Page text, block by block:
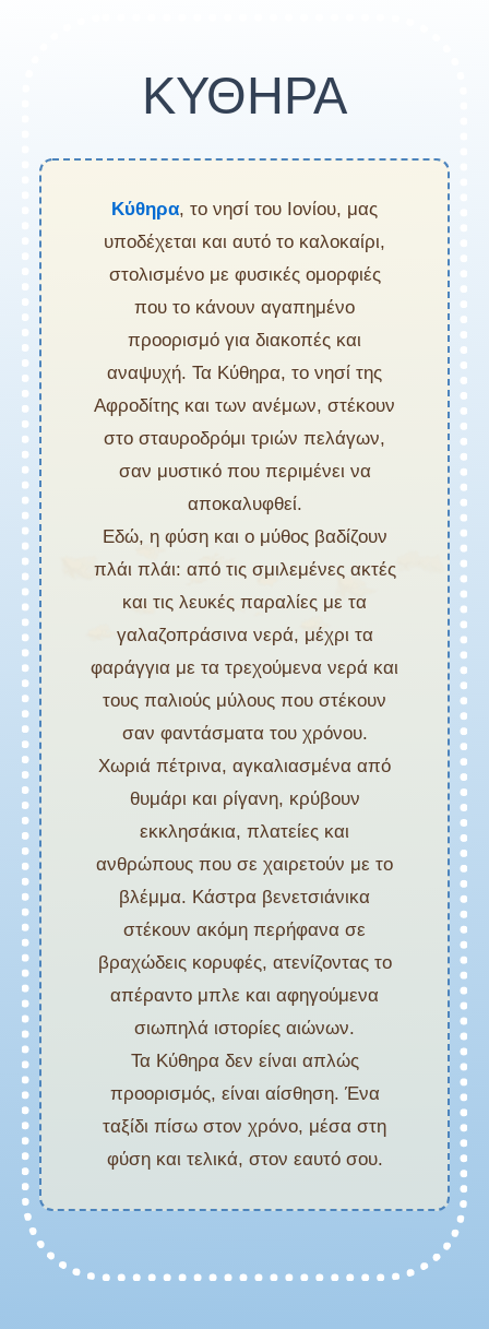
ΚΥΘΗΡΑ
Κύθηρα, το νησί του Ιονίου, μας
υποδέχεται και αυτό το καλοκαίρι,
στολισμένο με φυσικές ομορφιές
που το κάνουν αγαπημένο
προορισμό για διακοπές και
αναψυχή. Τα Κύθηρα, το νησί της
Αφροδίτης και των ανέμων, στέκουν
στο σταυροδρόμι τριών πελάγων,
σαν μυστικό που περιμένει να
αποκαλυφθεί.
Εδώ, η φύση και ο μύθος βαδίζουν
πλάι πλάι: από τις σμιλεμένες ακτές
και τις λευκές παραλίες με τα
γαλαζοπράσινα νερά, μέχρι τα
φαράγγια με τα τρεχούμενα νερά και
τους παλιούς μύλους που στέκουν
σαν φαντάσματα του χρόνου.
Χωριά πέτρινα, αγκαλιασμένα από
θυμάρι και ρίγανη, κρύβουν
εκκλησάκια, πλατείες και
ανθρώπους που σε χαιρετούν με το
βλέμμα. Κάστρα βενετσιάνικα
στέκουν ακόμη περήφανα σε
βραχώδεις κορυφές, ατενίζοντας το
απέραντο μπλε και αφηγούμενα
σιωπηλά ιστορίες αιώνων.
Τα Κύθηρα δεν είναι απλώς
προορισμός, είναι αίσθηση. Ένα
ταξίδι πίσω στον χρόνο, μέσα στη
φύση και τελικά, στον εαυτό σου.